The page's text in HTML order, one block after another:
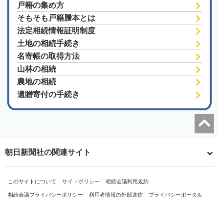
戸籍の集め方
そもそも戸籍謄本とは
法定相続情報証明制度
土地の相続手続き
名寄帳の取得方法
山林の相続
農地の相続
遺贈寄付の手続き
朝日新聞社の関連サイト
このサイトについて サイトポリシー 相続会議利用規約
相続会議プライバシーポリシー 利用者情報の外部送信 プライバシーポータル